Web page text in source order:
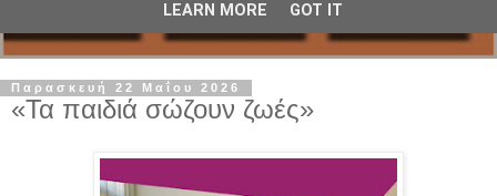
Παρασκευή 22 Μαΐου 2026
«Τα παιδιά σώζουν ζωές»
LEARN MORE GOT IT